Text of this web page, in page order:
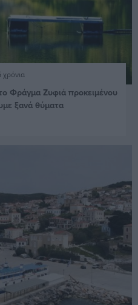
χρόνια
Φράγμα Ζυφιά προκειμένου
ξανά θύματα